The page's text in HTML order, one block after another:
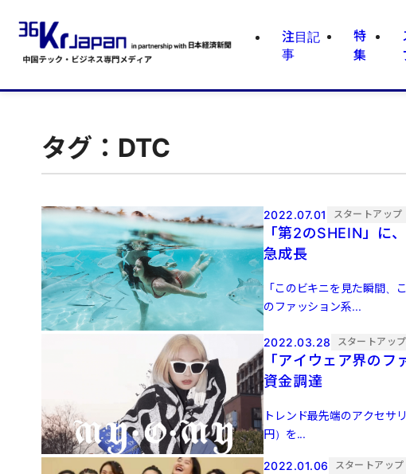
注目記
事
特
集
タグ：DTC
2022.07.01 スタートアップ
「第2のSHEIN」に
急成長
「このビキニを見た瞬間、
のファッション系...
2022.03.28 スタートアップ
「アイウェア界のフ
資金調達
トレンド最先端のアクセサ
円）を...
2022.01.06 スタートアップ